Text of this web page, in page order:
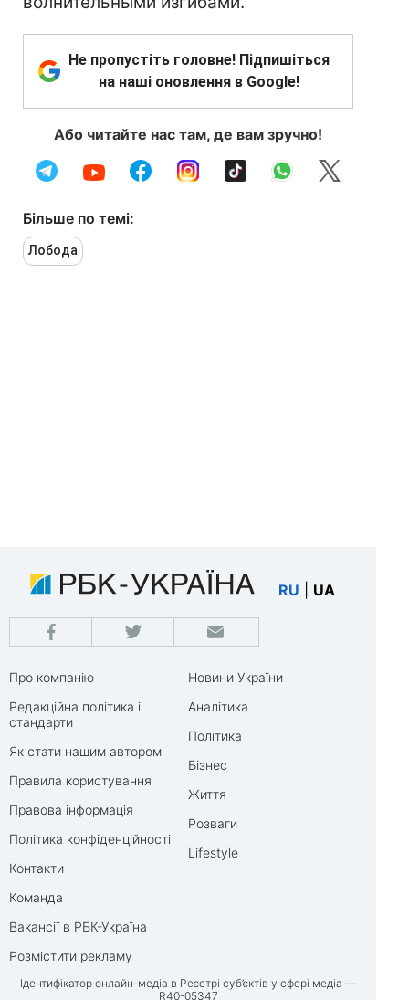
Не пропустіть головне! Підпишіться
на наші оновлення в Google!
Або читайте нас там, де вам зручно!
Більше по темі:
Лобода
RU UA
Про компанію
Редакційна політика і
стандарти
Як стати нашим автором
Правила користування
Правова інформація
Політика конфіденційності
Контакти
Команда
Вакансії в РБК-Україна
Розмістити рекламу
Новини України
Аналітика
Політика
Бізнес
Життя
Розваги
Lifestyle
Ідентифікатор онлайн-медіа в Реєстрі суб’єктів у сфері медіа —
R40-05347